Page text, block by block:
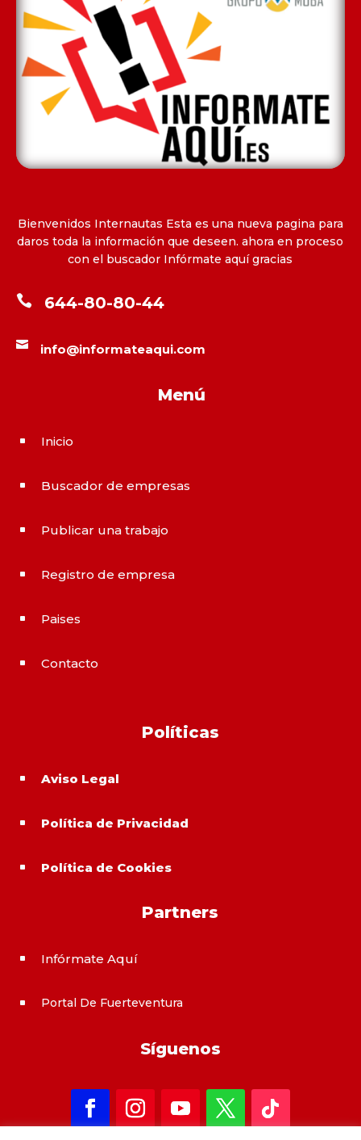
Bienvenidos Internautas Esta es una nueva pagina para
daros toda la información que deseen. ahora en proceso
con el buscador Infórmate aquí gracias
 644-80-80-44
 info@informateaqui.com
Menú
^ Inicio
^ Buscador de empresas
^ Publicar una trabajo
^ Registro de empresa
^ Paises
^ Contacto
Políticas
^ Aviso Legal
^ Política de Privacidad
^ Política de Cookies
Partners
^ Infórmate Aquí
^ Portal De Fuerteventura
Síguenos